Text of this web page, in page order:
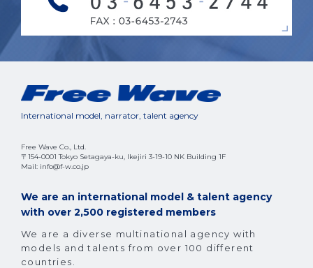
International model, narrator, talent agency
Free Wave Co., Ltd.
〒154-0001 Tokyo Setagaya-ku, Ikejiri 3-19-10 NK Building 1F
Mail: info@f-w.co.jp
We are an international model & talent agency
with over 2,500 registered members
We are a diverse multinational agency with
models and talents from over 100 different
countries.